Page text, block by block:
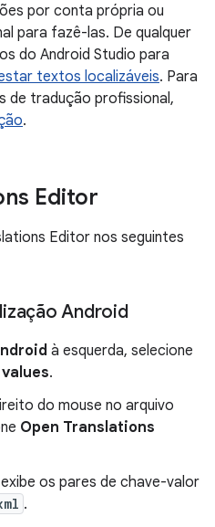
por conta própria ou
para fazê-las. De qualquer
do Android Studio para
textos localizáveis. Para
de tradução profissional,
.
Editor
Editor nos seguintes
Android
à esquerda, selecione
values.
do mouse no arquivo
Open Translations
os pares de chave-valor
.